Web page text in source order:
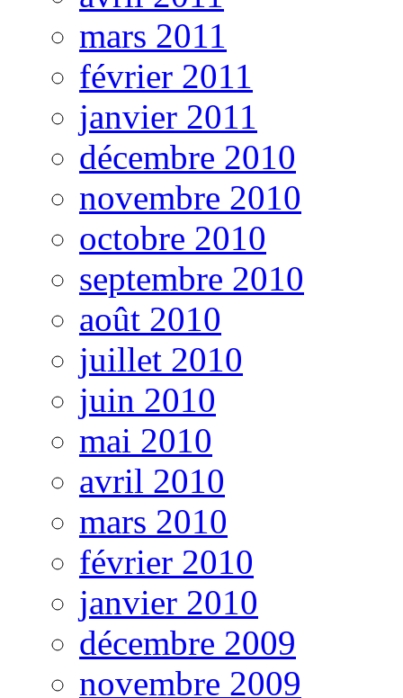
mars 2011
février 2011
janvier 2011
décembre 2010
novembre 2010
octobre 2010
septembre 2010
août 2010
juillet 2010
juin 2010
mai 2010
avril 2010
mars 2010
février 2010
janvier 2010
décembre 2009
novembre 2009